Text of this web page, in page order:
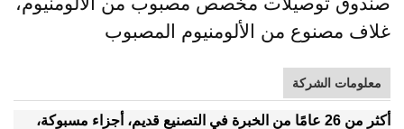
غلاف مصنوع من الألومنيوم المصبوب
معلومات الشركة
أكثر من 26 عامًا من الخبرة في التصنيع
قديم، أجزاء مسبوكة،